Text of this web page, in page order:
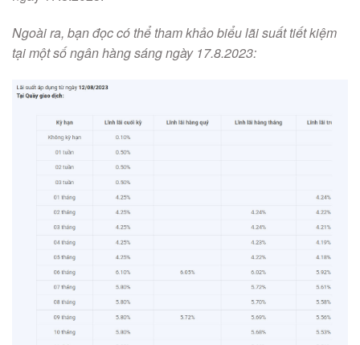
Ngoài ra, bạn đọc có thể tham khảo biểu lãi suất tiết kiệm
tại một số ngân hàng sáng ngày 17.8.2023: